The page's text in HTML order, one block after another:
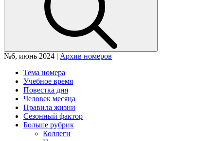
№6, июнь 2024 | Архив номеров
Тема номера
Учебное время
Повестка дня
Человек месяца
Правила жизни
Сезонный фактор
Больше рубрик
Коллеги